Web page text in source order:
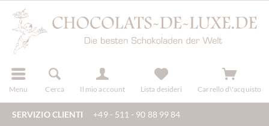
Menu Cerca Il mio account
registra Lista desideri Carrello d\'acquisto
SERVIZIO CLIENTI +49 - 511 - 90 88 99 84